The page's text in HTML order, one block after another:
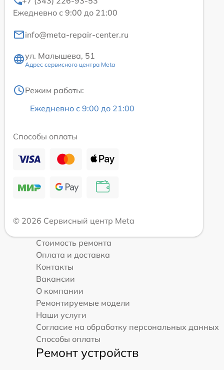
Ежедневно с 9:00 до 21:00
info@meta-repair-center.ru
ул. Малышева, 51
Адрес сервисного центра Meta
Режим работы:
Ежедневно с 9:00 до 21:00
Способы оплаты
© 2026 Сервисный центр Meta
Стоимость ремонта
Оплата и доставка
Контакты
Вакансии
О компании
Ремонтируемые модели
Наши услуги
Согласие на обработку персональных данных
Способы оплаты
Ремонт устройств